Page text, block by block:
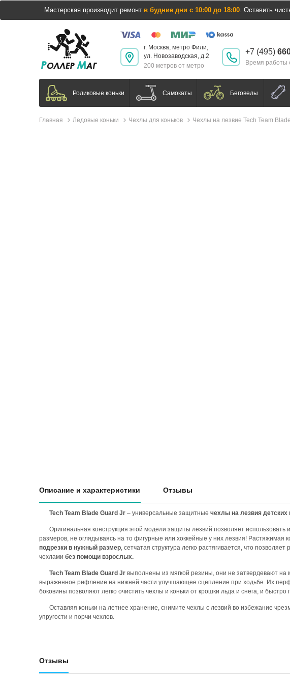
Мастерская производит ремонт в будние дни с 10:00 до 18:00. Оставить
г. Москва, метро Фили,
ул. Новозаводская, д.2
200 метров от метро
+7 (495)
Время работы
Роликовые коньки Самокаты Беговелы
Главная Ледовые коньки Чехлы для коньков Чехлы на лезвие Tech Team
Описание и характеристики Отзывы
Tech Team Blade Guard Jr – универсальные защитные чехлы на лезвия детских
Оригинальная конструкция этой модели защиты лезвий позволяет использовать
размеров, не оглядываясь на то фигурные или хоккейные у них лезвия! Растяжимая
подрезки в нужный размер, сетчатая структура легко растягивается, что позволяет
чехлами без помощи взрослых.
Tech Team Blade Guard Jr выполнены из мягкой резины, они не затвердевают на
выраженное рифление на нижней части улучшающее сцепление при ходьбе. Их
боковины позволяют легко очистить чехлы и коньки от крошки льда и снега, и быстро
Оставляя коньки на летнее хранение, снимите чехлы с лезвий во избежание
упругости и порчи чехлов.
Отзывы